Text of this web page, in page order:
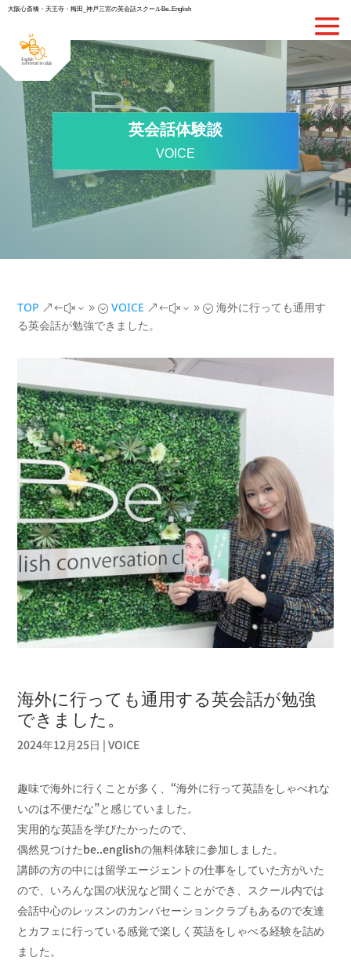
大阪心斎橋・天王寺・梅田_神戸三宮の英会話スクールBe..English
英会話体験談
VOICE
TOP &#x39; VOICE &#x39; 海外に行っても通用す
る英会話が勉強できました。
海外に行っても通用する英会話が勉強
できました。
2024年12月25日 |VOICE
趣味で海外に行くことが多く、“海外に行って英語をしゃべれな
いのは不便だな”と感じていました。
実用的な英語を学びたかったので、
偶然見つけたbe..englishの無料体験に参加しました。
講師の方の中には留学エージェントの仕事をしていた方がいた
ので、いろんな国の状況など聞くことができ、スクール内では
会話中心のレッスンのカンバセーションクラブもあるので友達
とカフェに行っている感覚で楽しく英語をしゃべる経験を詰め
ました。